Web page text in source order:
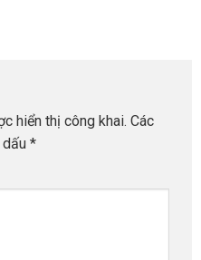
hiển thị công khai. Các
*